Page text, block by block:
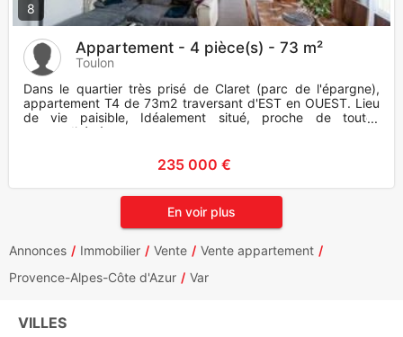
8
Appartement - 4 pièce(s) - 73 m²
Toulon
Dans le quartier très prisé de Claret (parc de l'épargne),
appartement T4 de 73m2 traversant d'EST en OUEST. Lieu
de vie paisible, Idéalement situé, proche de toutes
commodités à
235 000 €
En voir plus
Annonces Immobilier Vente
Vente appartement
Provence-Alpes-Côte d'Azur
Var
VILLES